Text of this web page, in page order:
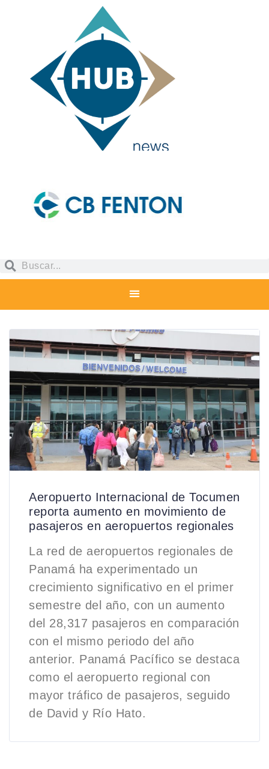
Aeropuerto Internacional de Tocumen
reporta aumento en movimiento de
pasajeros en aeropuertos regionales
La red de aeropuertos regionales de
Panamá ha experimentado un
crecimiento significativo en el primer
semestre del año, con un aumento
del 28,317 pasajeros en comparación
con el mismo periodo del año
anterior. Panamá Pacífico se destaca
como el aeropuerto regional con
mayor tráfico de pasajeros, seguido
de David y Río Hato.